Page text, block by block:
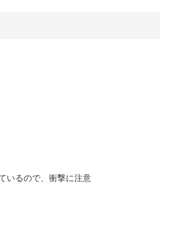
いるので、衝撃に注意